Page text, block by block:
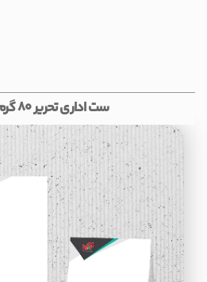
ست اداری تحریر 80 گرم سری اول